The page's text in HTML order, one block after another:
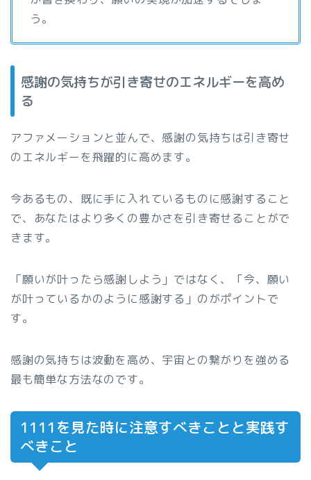
う。
感謝の気持ちが引き寄せのエネルギーを高め
る
アファメーションと並んで、感謝の気持ちは引き寄せ
のエネルギーを飛躍的に高めます。
今あるもの、既に手に入れているものに感謝すること
で、あなたはより多くの豊かさを引き寄せることがで
きます。
「願いが叶ったら感謝しよう」ではなく、「今、願い
が叶っているかのように感謝する」のがポイントで
す。
感謝の気持ちは波動を高め、宇宙との繋がりを強める
最も簡単な方法なのです。
1111を見た時に注意すべきことと実践す
べきこと